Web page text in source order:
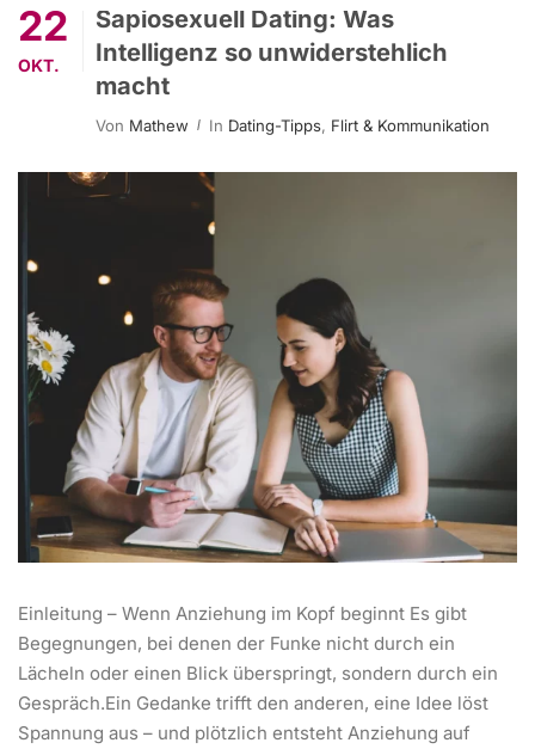
22
OKT.
Sapiosexuell Dating: Was
Intelligenz so unwiderstehlich
macht
Von Mathew In Dating-Tipps, Flirt & Kommunikation
Einleitung – Wenn Anziehung im Kopf beginnt Es gibt
Begegnungen, bei denen der Funke nicht durch ein
Lächeln oder einen Blick überspringt, sondern durch ein
Gespräch.Ein Gedanke trifft den anderen, eine Idee löst
Spannung aus – und plötzlich entsteht Anziehung auf